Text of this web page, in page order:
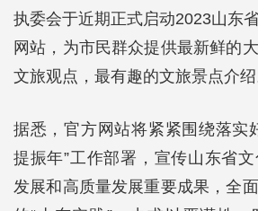
执委会于近期正式启动2023山东
网站，为市民群众提供最新鲜的
文旅观点，最有趣的文旅景点介绍
据悉，官方网站将紧紧围绕落实
提振年”工作部署，宣传山东省
发展和高质量发展重要成果，全